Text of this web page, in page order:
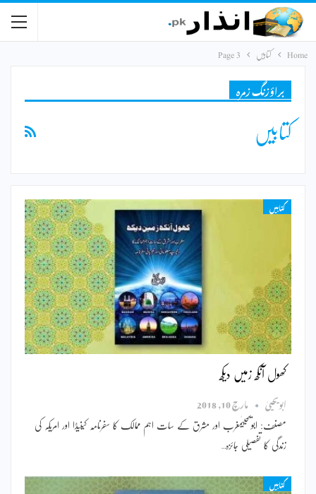
Home کتابیں Page 3
براؤزنگ زمرہ
کتابیں
کتابیں
کھول آنکھ زمیں دیکھ
ابویحییٰ مارچ 10, 2018
مصنف: ابویحییٰمغرب اور مشرق کے سات اہم ممالک کا سفرنامہ کینیڈا اور امریکہ کی
زندگی کا تفصیلی جائزہ…
کتابیں